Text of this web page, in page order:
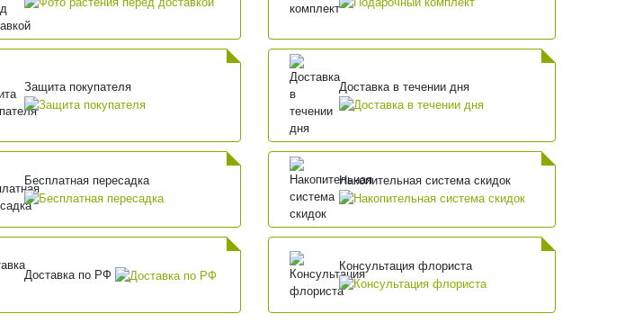
Защита покупателя Доставка в течении дня
Бесплатная пересадка Накопительная система скидок
Доставка по РФ
Консультация флориста